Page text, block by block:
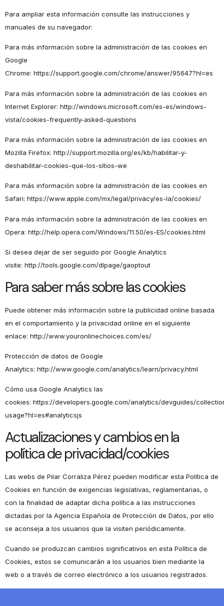
Para ampliar esta información consulte las instrucciones y
manuales de su navegador:
Para más información sobre la administración de las cookies en
Google
Chrome: https://support.google.com/chrome/answer/95647?hl=es
Para más información sobre la administración de las cookies en
Internet Explorer: http://windows.microsoft.com/es-es/windows-
vista/cookies-frequently-asked-questions
Para más información sobre la administración de las cookies en
Mozilla Firefox: http://support.mozilla.org/es/kb/habilitar-y-
deshabilitar-cookies-que-los-sitios-we
Para más información sobre la administración de las cookies en
Safari: https://www.apple.com/mx/legal/privacy/es-la/cookies/
Para más información sobre la administración de las cookies en
Opera: http://help.opera.com/Windows/11.50/es-ES/cookies.html
Si desea dejar de ser seguido por Google Analytics
visite: http://tools.google.com/dlpage/gaoptout
Para saber más sobre las cookies
Puede obtener más información sobre la publicidad online basada
en el comportamiento y la privacidad online en el siguiente
enlace: http://www.youronlinechoices.com/es/
Protección de datos de Google
Analytics: http://www.google.com/analytics/learn/privacy.html
Cómo usa Google Analytics las
cookies: https://developers.google.com/analytics/devguides/
usage?hl=es#analyticsjs
Actualizaciones y cambios en la
política de privacidad/cookies
Las webs de Pilar Corraliza Pérez pueden modificar esta Política de
Cookies en función de exigencias legislativas, reglamentarias, o
con la finalidad de adaptar dicha política a las instrucciones
dictadas por la Agencia Española de Protección de Datos, por ello
se aconseja a los usuarios que la visiten periódicamente.
Cuando se produzcan cambios significativos en esta Política de
Cookies, estos se comunicarán a los usuarios bien mediante la
web o a través de correo electrónico a los usuarios registrados.